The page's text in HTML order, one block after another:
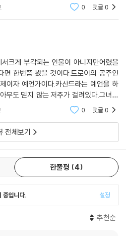
와 조금이라도 관련 있는 사람을 감시하
적인 힘을 중요시하면서, 트로이의 남자
언권과 자유를 빼앗는다.
문명을 만들어온 사고방식 그 자체로 본
성의 뿌리를 찾기 위해 신화의 시대까지
사고방식은 가부장적 질서 안에서 남
품에서 ‘남성적 사고’란 자연과 생명을
다. 이러한 사고는 세워둔 기준에 맞지
존재하지 않는 것으로 취급해버린다.
세워진 기준은 결국 여성을 대상으로 전
스파르타의 왕비 헬레네를 납치한다.
는 회의에 폴릭세네는 참석하지 못한다.
점차 여성에 한하지 않고 약자와 옳은 말
적을 위해 모든 정의와 의견을 묵살한 도
0 댓글0
크게 부각되는 인물이 아니지만어렸을
면 한번쯤 봤을 것이다.트로이의 공주인
이자 예언가이다.카산드라는 예언을 하
무도 믿지 않는 저주가 걸려있다.그녀가
로이 사람들은 그녀의 말을믿지 않고,
0 댓글0
전체보기
한줄평 4
중입니다. 설정
추천순